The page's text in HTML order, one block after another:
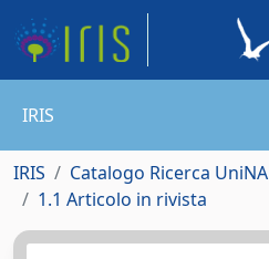
IRIS
IRIS Catalogo Ricerca UniNA
1.1 Articolo in rivista